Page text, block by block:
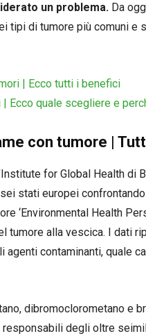
un problema. Da
tipi di tumore più comuni e
| Ecco tutti i benefici
Ecco quale scegliere e
con tumore |
for Global Health di
stati europei
‘Environmental Health
tumore alla vescica. I dati
contaminanti, quale
dibromoclorometano e
degli oltre